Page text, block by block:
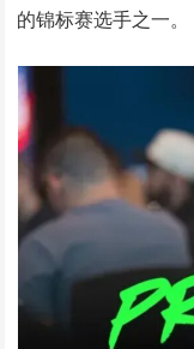
的锦标赛选手之一。